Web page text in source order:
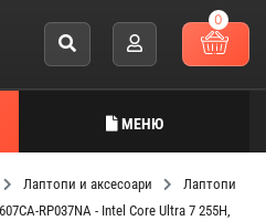
0
МЕНЮ
Лаптопи и аксесоари
Лаптопи
RP037NA - Intel Core Ultra 7 255H,